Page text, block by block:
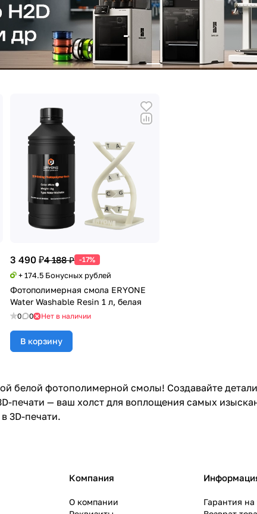
3 490 ₽4 188 ₽ -17%
+ 174.5 Бонусных рублей
Фотополимерная смола ERYONE
Water Washable Resin 1 л, белая
0 0 Нет в наличии
В корзину
белой фотополимерной смолы! Создавайте
печати — ваш холст для воплощения самых
3D-печати.
Компания
О компании
Гарантия на